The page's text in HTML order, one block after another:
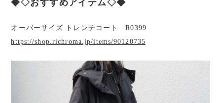
◆◇おすすめアイテム◇◆
オーバーサイズ トレンチコート R0399
https://shop.richroma.jp/items/90120735